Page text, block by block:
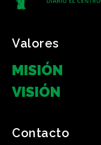
Valores
MISIÓN
VISIÓN
Contacto